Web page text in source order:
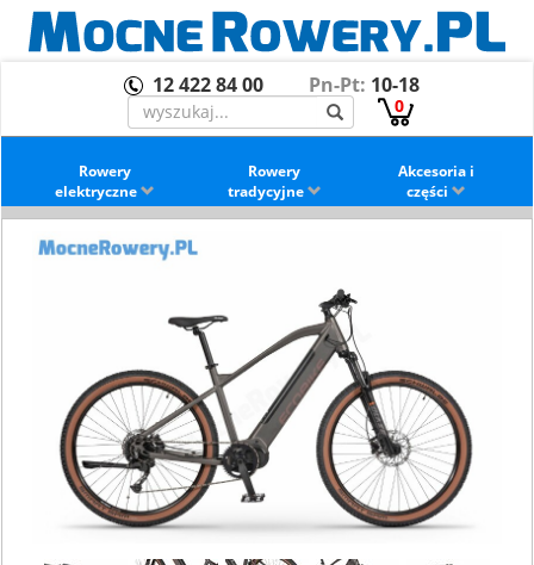
12 422 84 00 Pn-Pt: 10-18
0
Rowery
elektryczne
Rowery
tradycyjne
Akcesoria i
części